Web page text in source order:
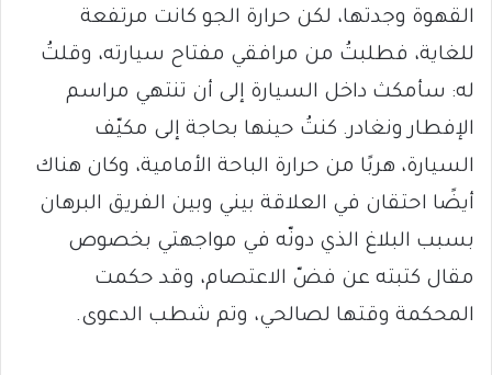
القهوة وجدتها، لكن حرارة الجو كانت مرتفعة
للغاية، فطلبتُ من مرافقي مفتاح سيارته، وقلتُ
له: سأمكث داخل السيارة إلى أن تنتهي مراسم
الإفطار ونغادر. كنتُ حينها بحاجة إلى مكيّف
السيارة، هربًا من حرارة الباحة الأمامية، وكان هناك
أيضًا احتقان في العلاقة بيني وبين الفريق البرهان
بسبب البلاغ الذي دونّه في مواجهتي بخصوص
مقال كتبته عن فضّ الاعتصام، وقد حكمت
المحكمة وقتها لصالحي، وتم شطب الدعوى.